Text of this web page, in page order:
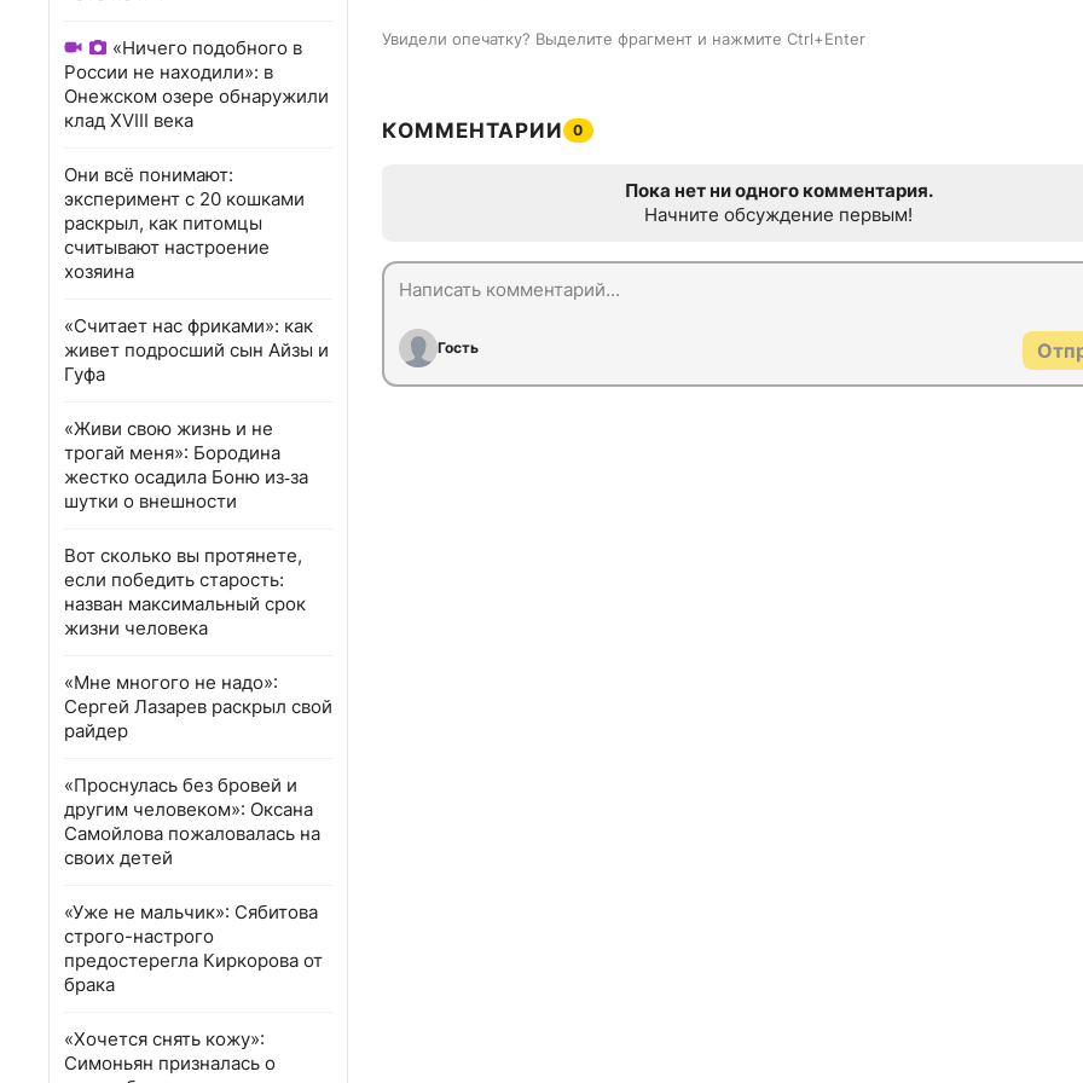
«Ничего подобного в
России не находили»: в
Онежском озере обнаружили
клад XVIII века
Они всё понимают:
эксперимент с 20 кошками
раскрыл, как питомцы
считывают настроение
хозяина
«Считает нас фриками»: как
живет подросший сын Айзы и
Гуфа
«Живи свою жизнь и не
трогай меня»: Бородина
жестко осадила Боню из‑за
шутки о внешности
Вот сколько вы протянете,
если победить старость:
назван максимальный срок
жизни человека
«Мне многого не надо»:
Сергей Лазарев раскрыл свой
райдер
«Проснулась без бровей и
другим человеком»: Оксана
Самойлова пожаловалась на
своих детей
«Уже не мальчик»: Сябитова
строго-настрого
предостерегла Киркорова от
брака
«Хочется снять кожу»:
Симоньян призналась о
Увидели опечатку? Выделите фрагмент и нажмите Ctrl+Enter
КОММЕНТАРИИ 0
Пока нет ни одного комментария.
Начните обсуждение первым!
Гость